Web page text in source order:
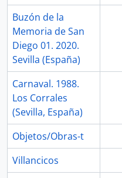
Buzón de la
Memoria de San
Diego 01. 2020.
Sevilla (España)
Carnaval. 1988.
Los Corrales
(Sevilla, España)
Objetos/Obras-t
Villancicos